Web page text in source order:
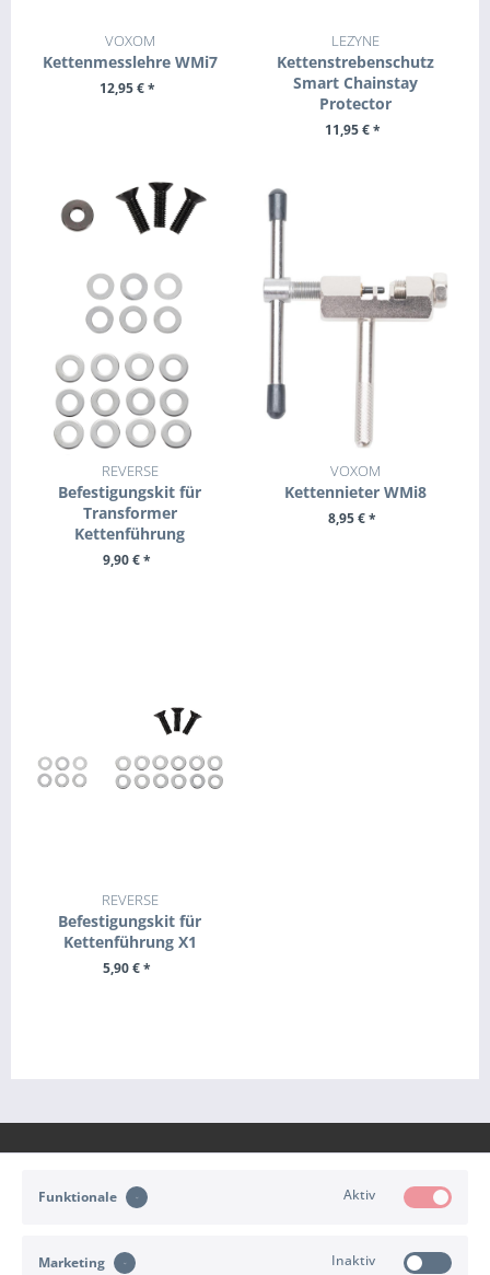
VOXOM
Kettenmesslehre WMi7
12,95 € *
LEZYNE
Kettenstrebenschutz
Smart Chainstay
Protector
11,95 € *
REVERSE
Befestigungskit für
Transformer
Kettenführung
9,90 € *
VOXOM
Kettennieter WMi8
8,95 € *
REVERSE
Befestigungskit für
Kettenführung X1
5,90 € *
Funktionale Aktiv
Marketing Inaktiv